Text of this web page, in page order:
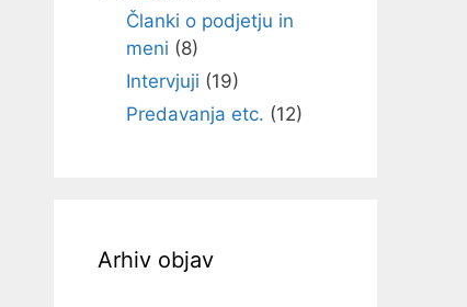
Članki o podjetju in
meni (8)
Intervjuji (19)
Predavanja etc. (12)
Arhiv objav